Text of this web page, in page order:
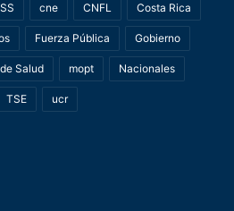
cne CNFL Costa Rica
Fuerza Pública Gobierno
Salud mopt Nacionales
TSE ucr